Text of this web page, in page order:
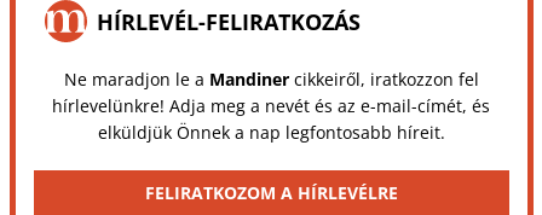
HÍRLEVÉL-FELIRATKOZÁS
Ne maradjon le a Mandinercikkeiről, iratkozzon fel
hírlevelünkre! Adja meg a nevét és az e-mail-címét, és
elküldjük Önnek a nap legfontosabb híreit.
FELIRATKOZOM A HÍRLEVÉLRE